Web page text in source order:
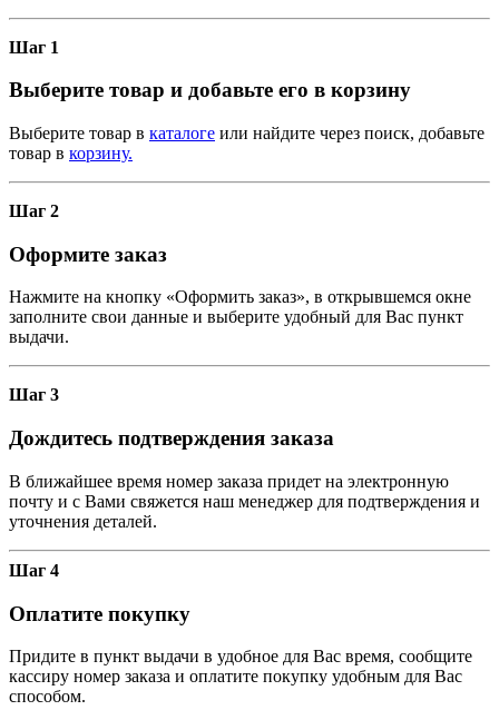
Шаг 1
Выберите товар и добавьте его в корзину
Выберите товар в каталоге или найдите через поиск, добавьте
товар в корзину.
Шаг 2
Оформите заказ
Нажмите на кнопку «Оформить заказ», в открывшемся окне
заполните свои данные и выберите удобный для Вас пункт
выдачи.
Шаг 3
Дождитесь подтверждения заказа
В ближайшее время номер заказа придет на электронную
почту и с Вами свяжется наш менеджер для подтверждения и
уточнения деталей.
Шаг 4
Оплатите покупку
Придите в пункт выдачи в удобное для Вас время, сообщите
кассиру номер заказа и оплатите покупку удобным для Вас
способом.